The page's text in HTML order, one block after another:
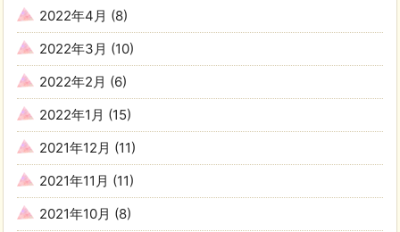
2022年4月 (8)
2022年3月 (10)
2022年2月 (6)
2022年1月 (15)
2021年12月 (11)
2021年11月 (11)
2021年10月 (8)